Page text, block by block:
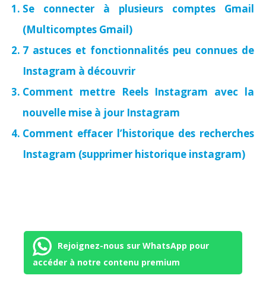
Se connecter à plusieurs comptes Gmail
(Multicomptes Gmail)
7 astuces et fonctionnalités peu connues de
Instagram à découvrir
Comment mettre Reels Instagram avec la
nouvelle mise à jour Instagram
Comment effacer l’historique des recherches
Instagram (supprimer historique instagram)
Rejoignez-nous sur WhatsApp pour
accéder à notre contenu premium